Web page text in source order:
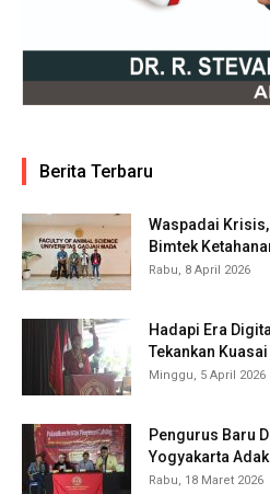
Berita Terbaru
Waspadai
Bimtek
Rabu, 8 April 2026
Hadapi Era
Tekankan
Minggu, 5 April 2026
Pengurus Baru
Yogyakarta
Rabu, 18 Maret 2026